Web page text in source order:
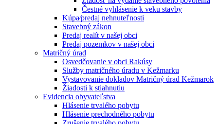
Čestné vyhlásenie k veku stavby
Kúpa⁄predaj nehnuteľnosti
Stavebný zákon
Predaj realít v našej obci
Predaj pozemkov v našej obci
Matričný úrad
Osvedčovanie v obci Rakúsy
Služby matričného úradu v Kežmarku
Vystavovanie dokladov Matričný úrad Kežmarok
Žiadosti k stiahnutiu
Evidencia obyvateľstva
Hlásenie trvalého pobytu
Hlásenie prechodného pobytu